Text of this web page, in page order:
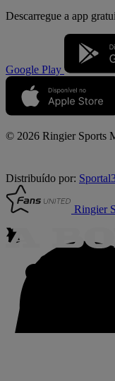
Descarregue a app
Google Play
© 2026 Ringier Sports
Distribuído por:
Ringier